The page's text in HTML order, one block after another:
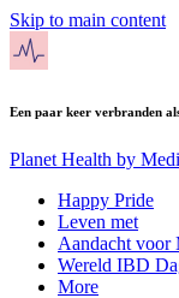
Skip to main content
Een paar keer verbranden
Planet Health by
Happy Pride
Leven met
Aandacht voor
Wereld IBD
More